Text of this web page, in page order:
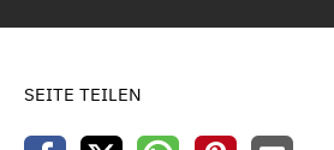
SEITE TEILEN